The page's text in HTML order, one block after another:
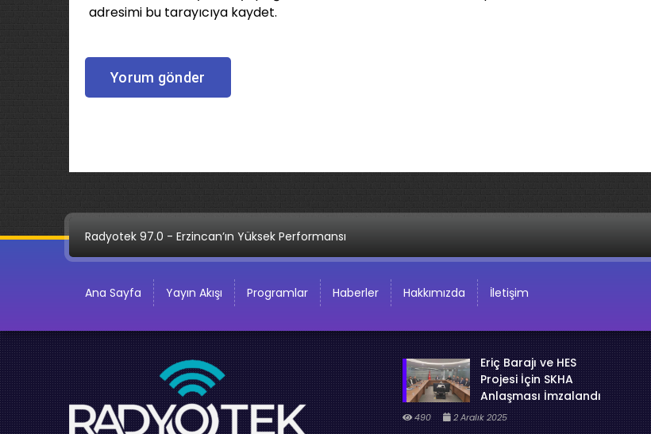
adresimi bu tarayıcıya kaydet.
Radyotek 97.0 - Erzincan’ın Yüksek Performansı
Ana Sayfa Yayın Akışı Programlar Haberler Hakkımızda İletişim
Eriç Barajı ve HES
Projesi İçin SKHA
Anlaşması İmzalandı
490 2 Aralık 2025